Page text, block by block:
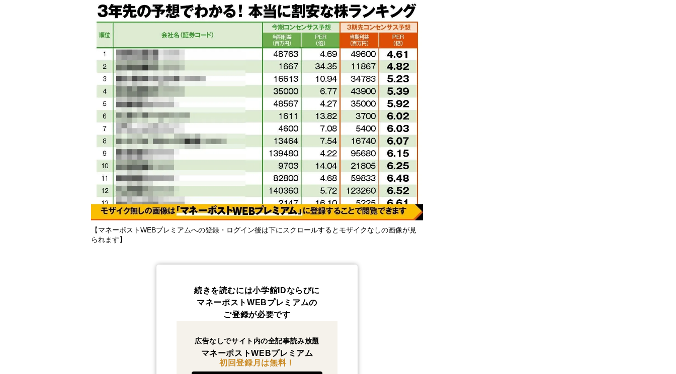
【マネーポストWEBプレミアムへの登録・ログイン後は下にスクロールするとモザイクなしの画像が見
られます】
続きを読むには小学館IDならびに
マネーポストWEBプレミアムの
ご登録が必要です
広告なしでサイト内の全記事読み放題
マネーポストWEBプレミアム
初回登録月は無料！